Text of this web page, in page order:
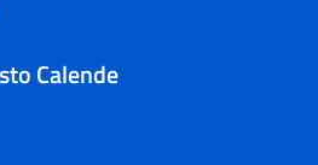
Calende